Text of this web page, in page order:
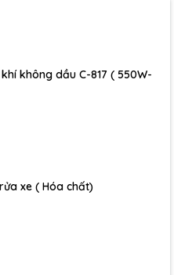
không dầu C-817 ( 550W-
xe ( Hóa chất)